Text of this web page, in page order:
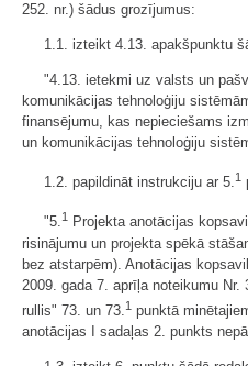
252. nr.) šādus grozījumus:
1.1. izteikt 4.13. apakšpunktu
"4.13. ietekmi uz valsts un
komunikācijas tehnoloģiju
finansējumu, kas nepieciešams
un komunikācijas tehnoloģiju
1.2. papildināt instrukciju ar 5.1
"5.1
Projekta anotācijas
risinājumu un projekta spēkā
bez atstarpēm). Anotācijas
2009. gada 7. aprīļa noteikumu
rullis" 73. un 73. 1 punktā
anotācijas I sadaļas 2. punkts